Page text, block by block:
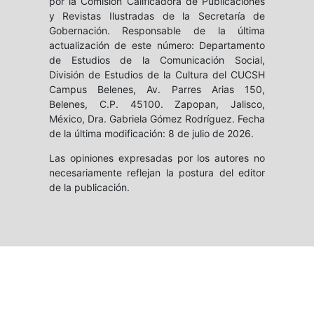
y Revistas Ilustradas de la Secretaría de
Gobernación. Responsable de la última
actualización de este número: Departamento
de Estudios de la Comunicación Social,
División de Estudios de la Cultura del CUCSH
Campus Belenes, Av. Parres Arias 150,
Belenes, C.P. 45100. Zapopan, Jalisco,
México, Dra. Gabriela Gómez Rodríguez. Fecha
de la última modificación: 8 de julio de 2026.
Las opiniones expresadas por los autores no
necesariamente reflejan la postura del editor
de la publicación.